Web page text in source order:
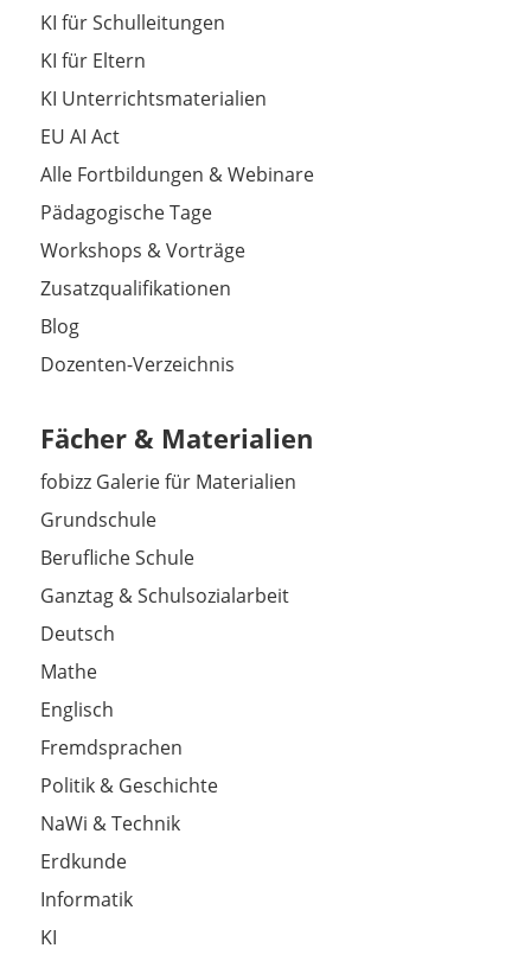
KI für Schulleitungen
KI für Eltern
KI Unterrichtsmaterialien
EU AI Act
Alle Fortbildungen & Webinare
Pädagogische Tage
Workshops & Vorträge
Zusatzqualifikationen
Blog
Dozenten-Verzeichnis
Fächer & Materialien
fobizz Galerie für Materialien
Grundschule
Berufliche Schule
Ganztag & Schulsozialarbeit
Deutsch
Mathe
Englisch
Fremdsprachen
Politik & Geschichte
NaWi & Technik
Erdkunde
Informatik
KI